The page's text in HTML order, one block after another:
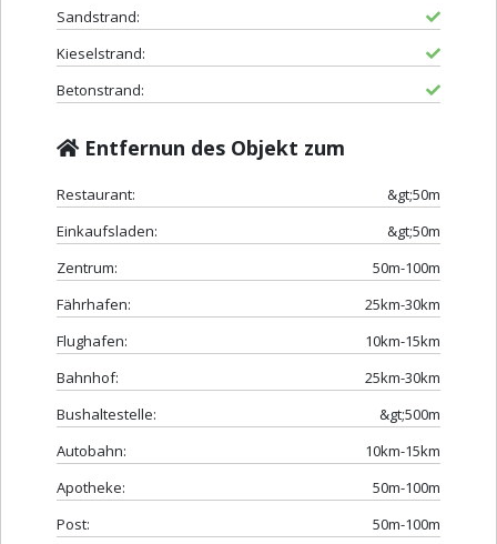
Sandstrand:
Kieselstrand:
Betonstrand:
Entfernun des Objekt zum
Restaurant:
&gt;50m
Einkaufsladen:
&gt;50m
Zentrum:
50m-100m
Fährhafen:
25km-30km
Flughafen:
10km-15km
Bahnhof:
25km-30km
Bushaltestelle:
&gt;500m
Autobahn:
10km-15km
Apotheke:
50m-100m
Post:
50m-100m